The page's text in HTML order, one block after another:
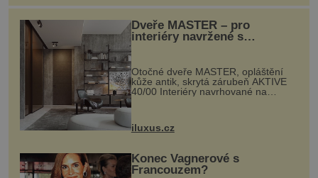
Dveře MASTER – pro
interiéry navržené s
rozumem i vášní!
Otočné dveře MASTER, opláštění
kůže antik, skrytá zárubeň AKTIVE
40/00 Interiéry navrhované na
zakázku často vyžadují atypické
rozměry nejen nábytku, ale i
dnes umož...
iluxus.cz
Konec Vagnerové s
Francouzem?